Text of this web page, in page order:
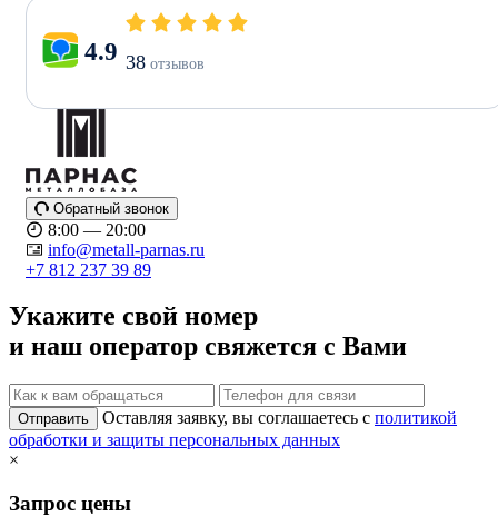
4.9 38 отзывов
Обратный звонок
8:00 — 20:00
info@metall-parnas.ru
+7 812 237 39 89
Укажите свой номер
и наш оператор свяжется с Вами
Отправить Оставляя заявку, вы соглашаетесь с политикой
обработки и защиты персональных данных
×
Запрос цены